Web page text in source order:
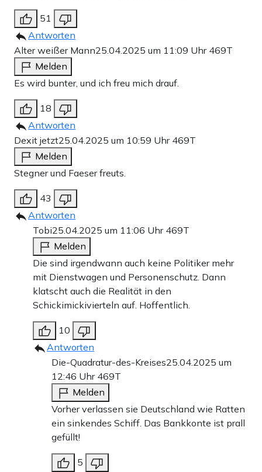
51
Antworten
Alter weißer Mann25.04.2025 um 11:09 Uhr 469T
Melden
Es wird bunter, und ich freu mich drauf.
18
Antworten
Dexit jetzt25.04.2025 um 10:59 Uhr 469T
Melden
Stegner und Faeser freuts.
43
Antworten
Tobi25.04.2025 um 11:06 Uhr 469T
Melden
Die sind irgendwann auch keine Politiker mehr
mit Dienstwagen und Personenschutz. Dann
klatscht auch die Realität in den
Schickimickivierteln auf. Hoffentlich.
10
Antworten
Die-Quadratur-des-Kreises25.04.2025 um
12:46 Uhr 469T
Melden
Vorher verlassen sie Deutschland wie Ratten
ein sinkendes Schiff. Das Bankkonte ist prall
gefüllt!
5